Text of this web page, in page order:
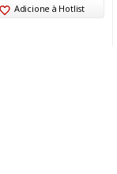
Adicione à Hotlist